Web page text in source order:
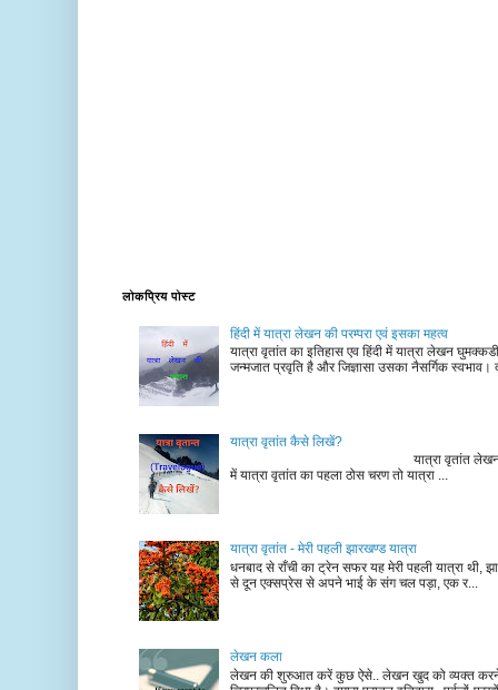
लोकप्रिय पोस्ट
हिंदी में यात्रा लेखन की परम्परा एवं इसका महत्व
यात्रा वृतांत का इतिहास एव हिंदी में यात्रा लेखन
जन्मजात प्रवृति है और जिज्ञासा उसका नैसर्गिक स्वभाव।
यात्रा वृतांत कैसे लिखें?
यात्रा वृतांत लेखन के चरण
में यात्रा वृतांत का पहला ठोस चरण तो यात्रा ...
यात्रा वृतांत - मेरी पहली झारखण्ड यात्रा
धनबाद से राँची का ट्रेन सफर यह मेरी पहली यात्रा थी,
से दून एक्सप्रेस से अपने भाई के संग चल पड़ा, एक र...
लेखन कला
लेखन की शुरुआत करें कुछ ऐसे.. लेखन खुद को व्यक्त